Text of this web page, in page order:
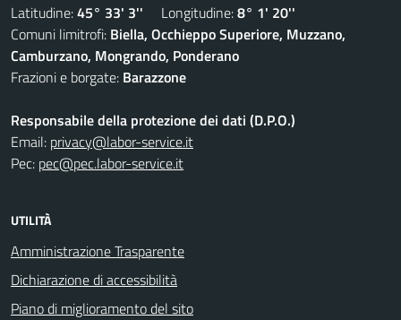
Latitudine:45° 33' 3'' Longitudine:8° 1' 20''
Comuni limitrofi: Biella, Occhieppo Superiore, Muzzano,
Camburzano, Mongrando, Ponderano
Frazioni e borgate: Barazzone
Responsabile della protezione dei dati (D.P.O.)
Email: privacy@labor-service.it
Pec: pec@pec.labor-service.it
UTILITÀ
Amministrazione Trasparente
Dichiarazione di accessibilità
Piano di miglioramento del sito